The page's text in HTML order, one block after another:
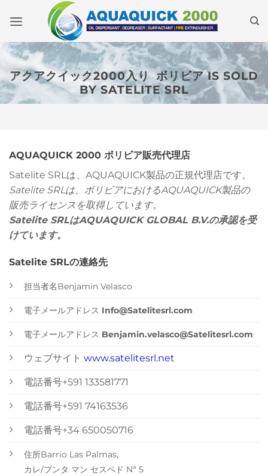
ス
ッ
プ
アクアクイック2000入りボリビアIS SOLD
BY SATELITE SRL
AQUAQUICK 2000 ボリビア販売代理店
Satelite SRLは、AQUAQUICK製品の正規代理店です。
Satelite SRLは、ボリビアにおけるAQUAQUICK製品の
販売ライセンスを取得しています。
Satelite SRLはAQUAQUICK GLOBAL B.V.の承認を受
けています。
Satelite SRLの連絡先
担当者名Benjamin Velasco
電子メールアドレス Info@Satelitesrl.com
電子メールアドレス Benjamin.velasco@Satelitesrl.com
ウェブサイト www.satelitesrl.net
電話番号+591 133581771
電話番号+591 74163536
電話番号+34 650050716
住所Barrio Las Palmas,
カレ/プンタ マン セスペド Nª 5